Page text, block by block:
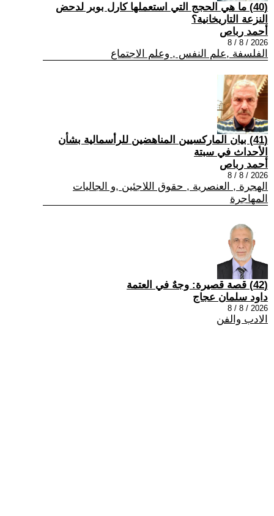
(40) ما هي الحجج التي استعملها كارل بوبر لدحض
النزعة التاريخانية؟
أحمد رباص
2026 / 8 / 8
الفلسفة ,علم النفس , وعلم الاجتماع
(41) بيان الماركسيين المناهضين للرأسمالية بشأن
الأحداث في سبتة
أحمد رباص
2026 / 8 / 8
الهجرة , العنصرية , حقوق اللاجئين ,و الجاليات
المهاجرة
(42) قصة قصيرة: وجهٌ في العتمة
داود سلمان عجاج
2026 / 8 / 8
الادب والفن